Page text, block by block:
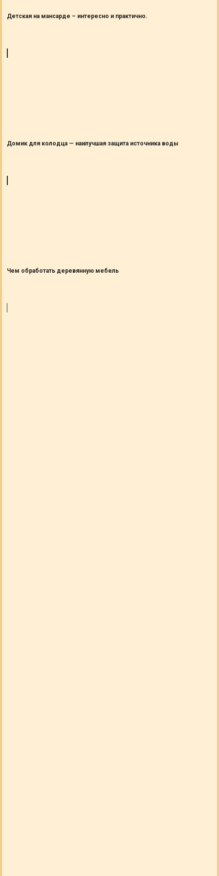
Детская на мансарде – интересно и практично.
Домик для колодца — наилучшая защита источника воды
Чем обработать деревянную мебель